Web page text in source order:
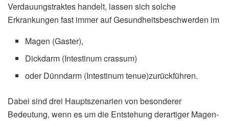
Verdauungstraktes handelt, lassen sich solche
Erkrankungen fast immer auf Gesundheitsbeschwerden im
Magen (Gaster),
Dickdarm (Intestinum crassum)
oder Dünndarm (Intestinum tenue)zurückführen.
Dabei sind drei Hauptszenarien von besonderer
Bedeutung, wenn es um die Entstehung derartiger Magen-